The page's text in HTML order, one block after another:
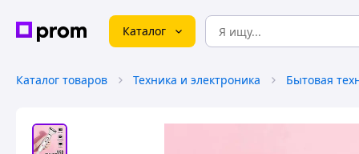
Каталог
Каталог товаров Техника и электроника Бытовая